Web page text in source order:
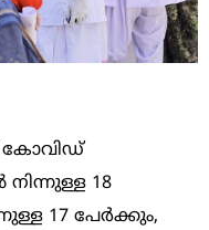
കോവിഡ്
നിന്നുള്ള 18
17 പേര്‍ക്കും,